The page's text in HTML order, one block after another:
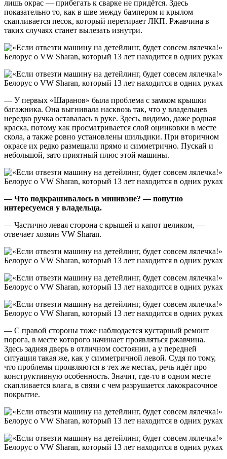
лишь окрас — прибегать к сварке не придётся. Здесь
показательно то, как в шве между бампером и крылом
скапливается песок, который перетирает ЛКП. Ржавчина в
таких случаях станет вылезать изнутри.
— У первых «Шаранов» была проблема с замком крышки
багажника. Она выгнивала насквозь так, что у владельцев
нередко ручка оставалась в руке. Здесь, видимо, даже родная
краска, потому как просматривается слой оцинковки в месте
скола, а также ровно установлены шильдики. При вторичном
окрасе их редко размещали прямо и симметрично. Пускай и
небольшой, зато приятный плюс этой машины.
— Что подкрашивалось в минивэне? — попутно
интересуемся у владельца.
— Частично левая сторона с крышей и капот целиком, —
отвечает хозяин VW Sharan.
— С правой стороны тоже наблюдается кустарный ремонт
порога, в месте которого начинает проявляться ржавчина.
Здесь задняя дверь в отличном состоянии, а у передней
ситуация такая же, как у симметричной левой. Судя по тому,
что проблемы проявляются в тех же местах, речь идёт про
конструктивную особенность. Значит, где-то в одном месте
скапливается влага, в связи с чем разрушается лакокрасочное
покрытие.